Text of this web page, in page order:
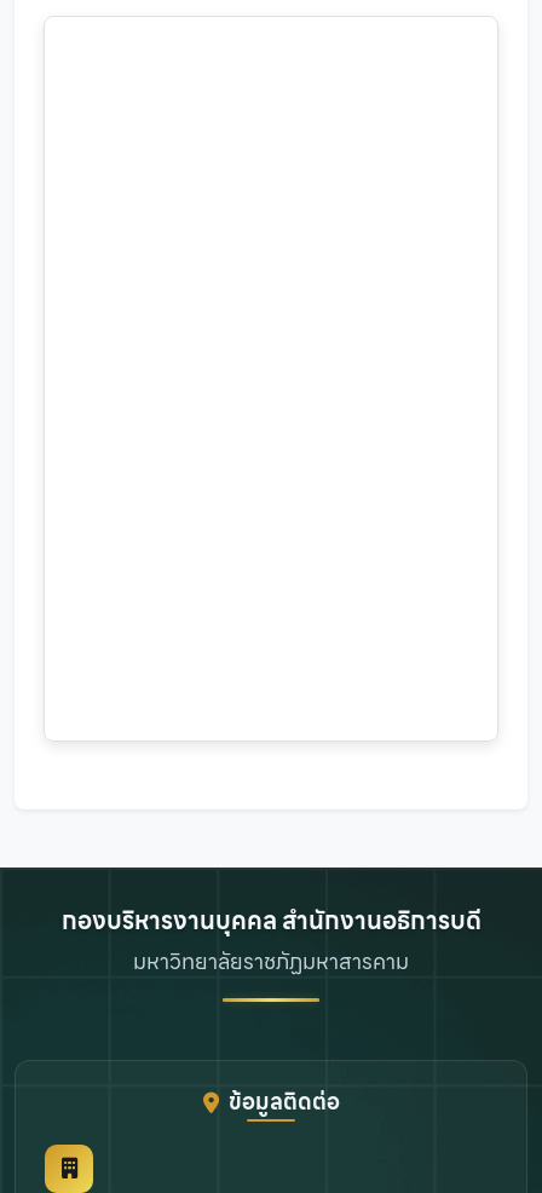
กองบริหารงานบุคคล สำนักงานอธิการบดี
มหาวิทยาลัยราชภัฏมหาสารคาม
ข้อมูลติดต่อ